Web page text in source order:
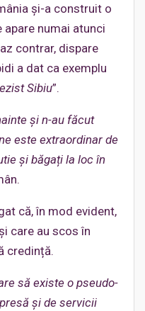
și-a construit o
numai atunci
contrar, dispare
a dat ca exemplu
Sibiu”.
și n-au făcut
este extraordinar de
și băgați la loc în
că, în mod evident,
care au scos în
credință.
să existe o pseudo-
și de servicii